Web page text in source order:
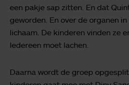
een pakje sap zitten. En dat
geworden. En over de organen
lichaam. De kinderen vinden ze
Iedereen moet lachen.
Daarna wordt de groep